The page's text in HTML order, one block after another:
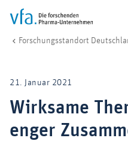
Forschung &
Gesundheit &
Wirtschaft & Standort
Digitalisierung & KI
Forschungsstandort
21. Januar 2021
Wirksame
enger